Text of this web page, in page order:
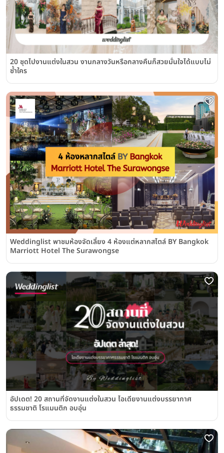
20 ชุดไปงานแต่งในสวน งานกลางวันหรือกลางคืนก็สวยมั่นใจได้แบบไม่
ซ้ำใคร
Weddinglist พาชมห้องจัดเลี้ยง 4 ห้องแต่หลากสไตล์ BY Bangkok
Marriott Hotel The Surawongse
อัปเดต! 20 สถานที่จัดงานแต่งในสวน ไอเดียงานแต่งบรรยากาศ
ธรรมชาติ โรแมนติก อบอุ่น